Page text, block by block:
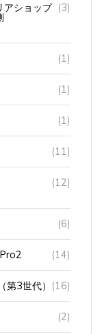
アショップ (3)
(1)
(1)
(1)
(11)
(12)
(6)
(14)
3世代） (16)
(2)